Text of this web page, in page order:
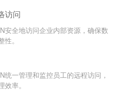
访问
安全地访问企业内部资源，确保数
。
统一管理和监控员工的远程访问，
率。